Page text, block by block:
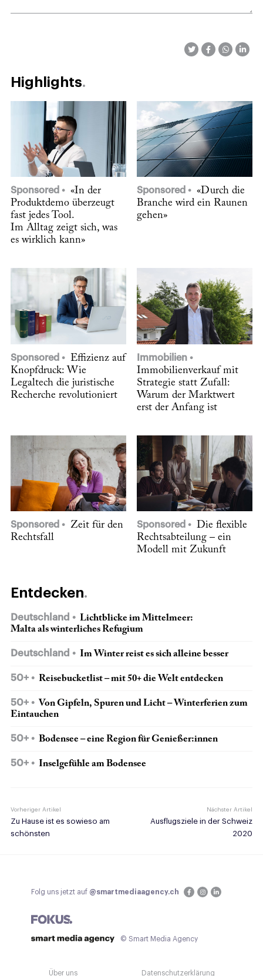
Highlights
Sponsored
«In der
Produktdemo überzeugt
fast jedes Tool.
Im Alltag zeigt sich, was
es wirklich kann»
Sponsored
«Durch die
Branche wird ein Raunen
gehen»
Sponsored
Effizienz auf
Knopfdruck: Wie
Legaltech die juristische
Recherche revolutioniert
Immobilien
Immobilienverkauf mit
Strategie statt Zufall:
Warum der Marktwert
erst der Anfang ist
Sponsored
Zeit für den
Rechtsfall
Sponsored
Die flexible
Rechtsabteilung – ein
Modell mit Zukunft
Entdecken
Deutschland
Lichtblicke im Mittelmeer:
Malta als winterliches Refugium
Deutschland Im Winter reist es sich alleine besser
50+ Reisebucketlist – mit 50+ die Welt entdecken
50+
Von Gipfeln, Spuren und Licht – Winterferien zum
Eintauchen
50+ Bodensee – eine Region für Genießer:innen
50+ Inselgefühle am Bodensee
Vorheriger Artikel
Zu Hause ist es sowieso am
schönsten
Nächster Artikel
Ausflugsziele in der Schweiz
2020
Folg uns jetzt auf @smartmediaagency.ch
© Smart Media Agency
Über uns Datenschutzerklärung